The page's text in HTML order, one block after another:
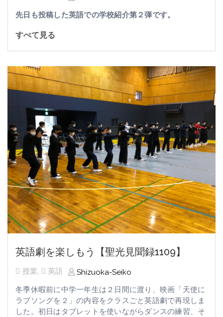
先日も投稿した英語での学校紹介第２弾です。
すべて見る
英語劇を楽しもう【聖光見聞録1109】
授業, 英語
Shizuoka-Seiko
冬季休暇前に中学一年生は２日間に渡り、映画「天使に
ラブソングを２」の内容をクラスごと英語劇で再現しま
した。初日はタブレットを使いながらダンスの練習、そ